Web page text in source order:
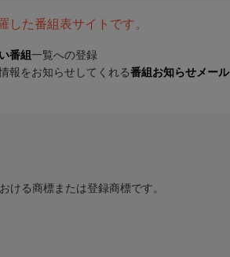
した番組表サイトです。
番組 一覧への登録
報をお知らせしてくれる番組お知らせメール
ける商標または登録商標です。